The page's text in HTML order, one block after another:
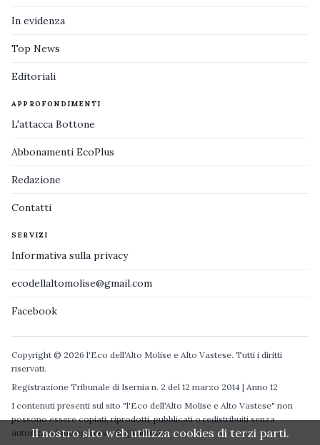
In evidenza
Top News
Editoriali
APPROFONDIMENTI
L'attacca Bottone
Abbonamenti EcoPlus
Redazione
Contatti
SERVIZI
Informativa sulla privacy
ecodellaltomolise@gmail.com
Facebook
Copyright © 2026 l'Eco dell'Alto Molise e Alto Vastese. Tutti i diritti
riservati.
Registrazione Tribunale di Isernia n. 2 del 12 marzo 2014 | Anno 12
I contenuti presenti sul sito "l'Eco dell'Alto Molise e Alto Vastese" non
possono essere copiati, riprodotti, pubblicati o redistribuiti senza
autorizzazione espressa degli autori.
Il nostro sito web utilizza cookies di terzi parti.